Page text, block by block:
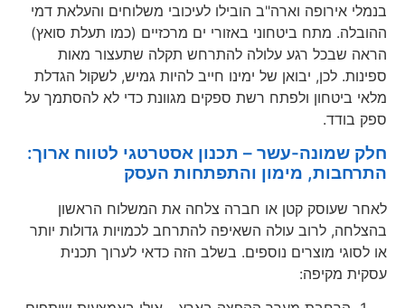
בנמלי אירופה וארה"ב הובילו לעיכובי משלוחים והעלאת דמי
ההובלה. מתח ביטחוני באזורי ים מרכזיים (כמו תעלת סואץ)
הראה שבכל רגע עלולה להתרחש תקלה שתעצור מאות
ספינות. לכן, יבואן של ימינו חייב להיות גמיש, לשקול הגדלת
מלאי ביטחון ולפתח רשת ספקים מגוונת כדי לא להסתמך על
ספק בודד.
חלק שמונה-עשר – תכנון אסטרטגי לטווח ארוך:
התרחבות, מימון והתפתחות העסק
לאחר שעוסק קטן או חברה צלחה את המשלוח הראשון
בהצלחה, לרוב עולה השאיפה להתרחב לכמויות גדולות יותר
או לסוגי מוצרים נוספים. בשלב הזה כדאי לערוך תכנית
עסקית מקיפה: